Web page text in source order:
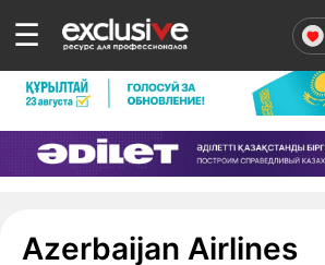
☰
Azerbaijan Airlines